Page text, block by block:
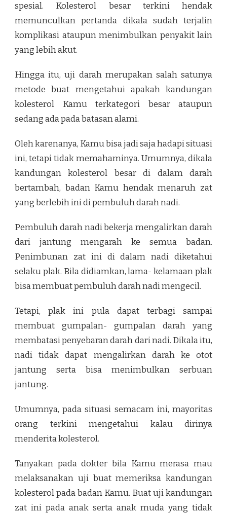
spesial. Kolesterol besar terkini hendak
memunculkan pertanda dikala sudah terjalin
komplikasi ataupun menimbulkan penyakit lain
yang lebih akut.
Hingga itu, uji darah merupakan salah satunya
metode buat mengetahui apakah kandungan
kolesterol Kamu terkategori besar ataupun
sedang ada pada batasan alami.
Oleh karenanya, Kamu bisa jadi saja hadapi situasi
ini, tetapi tidak memahaminya. Umumnya, dikala
kandungan kolesterol besar di dalam darah
bertambah, badan Kamu hendak menaruh zat
yang berlebih ini di pembuluh darah nadi.
Pembuluh darah nadi bekerja mengalirkan darah
dari jantung mengarah ke semua badan.
Penimbunan zat ini di dalam nadi diketahui
selaku plak. Bila didiamkan, lama- kelamaan plak
bisa membuat pembuluh darah nadi mengecil.
Tetapi, plak ini pula dapat terbagi sampai
membuat gumpalan- gumpalan darah yang
membatasi penyebaran darah dari nadi. Dikala itu,
nadi tidak dapat mengalirkan darah ke otot
jantung serta bisa menimbulkan serbuan
jantung.
Umumnya, pada situasi semacam ini, mayoritas
orang terkini mengetahui kalau dirinya
menderita kolesterol.
Tanyakan pada dokter bila Kamu merasa mau
melaksanakan uji buat memeriksa kandungan
kolesterol pada badan Kamu. Buat uji kandungan
zat ini pada anak serta anak muda yang tidak